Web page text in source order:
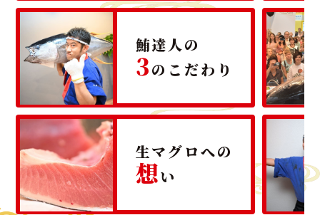
鮪達人の
3のこだわり
生マグロへの
想い